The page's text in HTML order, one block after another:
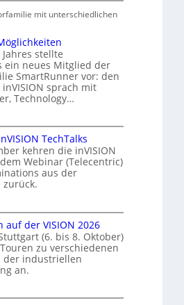
mit unterschiedlichen
stellte
ein neues Mitglied der
SmartRunner vor: den
sprach mit
Technology…
TechTalks
kehren die inVISION
Webinar (Telecentric)
aus der
zurück.
auf der VISION 2026
(6. bis 8. Oktober)
zu verschiedenen
der industriellen
an.